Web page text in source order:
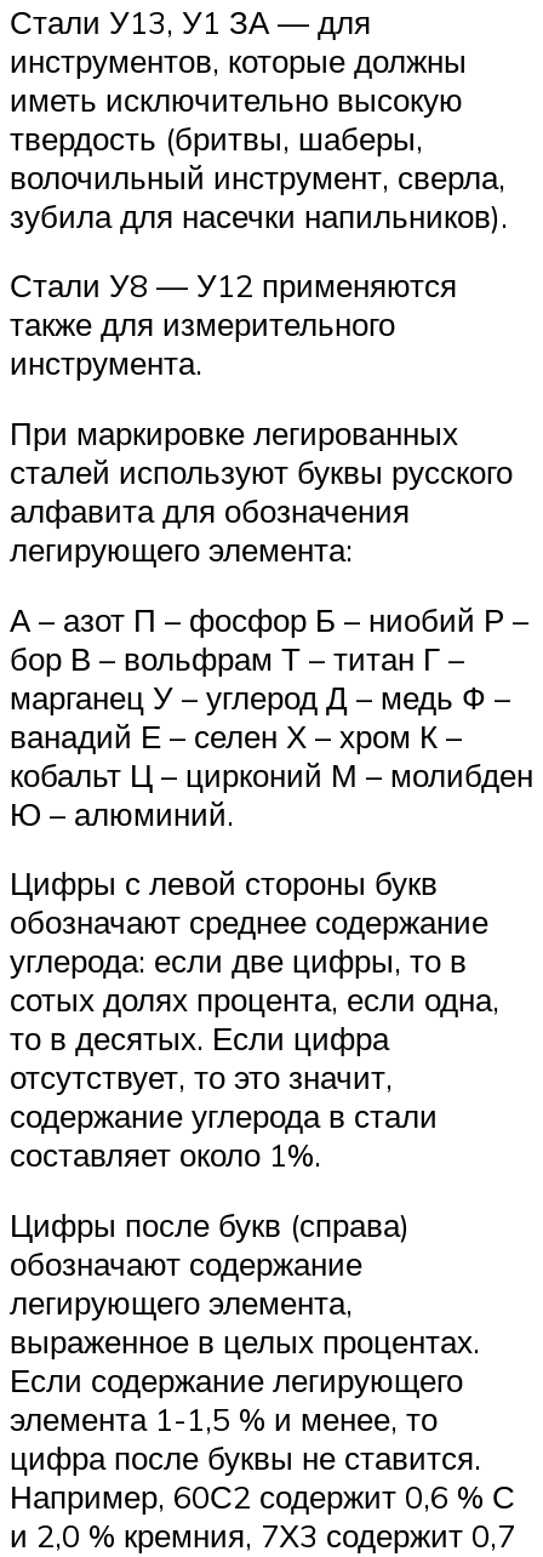
Стали У13, У1 ЗА — для
инструментов, которые должны
иметь исключительно высокую
твердость (бритвы, шаберы,
волочильный инструмент, сверла,
зубила для насечки напильников).
Стали У8 — У12 применяются
также для измерительного
инструмента.
При маркировке легированных
сталей используют буквы русского
алфавита для обозначения
легирующего элемента:
А – азот П – фосфор Б – ниобий Р –
бор В – вольфрам Т – титан Г –
марганец У – углерод Д – медь Ф –
ванадий Е – селен Х – хром К –
кобальт Ц – цирконий М – молибден
Ю – алюминий.
Цифры с левой стороны букв
обозначают среднее содержание
углерода: если две цифры, то в
сотых долях процента, если одна,
то в десятых. Если цифра
отсутствует, то это значит,
содержание углерода в стали
составляет около 1%.
Цифры после букв (справа)
обозначают содержание
легирующего элемента,
выраженное в целых процентах.
Если содержание легирующего
элемента 1-1,5 % и менее, то
цифра после буквы не ставится.
Например, 60С2 содержит 0,6 % С
и 2,0 % кремния, 7Х3 содержит 0,7